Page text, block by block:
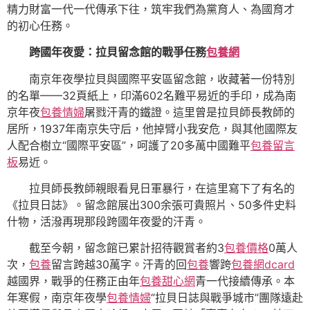
精力財富一代一代傳承下往，筑牢我們為黨育人、為國育才
的初心任務。
跨國年夜愛：拉貝留念館的戰爭任務包養網
南京年夜學拉貝與國際平安區留念館，收藏著一份特別
的名單——32頁紙上，印滿602名難平易近的手印，成為南
京年夜包養情婦屠戮汗青的鐵證。這里曾是拉貝師長教師的
居所，1937年南京失守后，他掉臂小我安危，與其他國際友
人配合樹立“國際平安區”，呵護了20多萬中國難平包養留言
板易近。
拉貝師長教師親眼看見日軍暴行，在這里寫下了有名的
《拉貝日誌》。留念館展出300余張可貴照片、50多件史料
什物，活潑再現那段跨國年夜愛的汗青。
截至今朝，留念館已累計招待觀賞者約3包養價格0萬人
次， 包養留言跨越30萬字。汗青的回包養響跨包養網dcard
越國界，戰爭的任務正由年包養甜心網青一代接續傳承。本
年寒假，南京年夜學包養情婦“拉貝日誌與戰爭城市”團隊遠赴